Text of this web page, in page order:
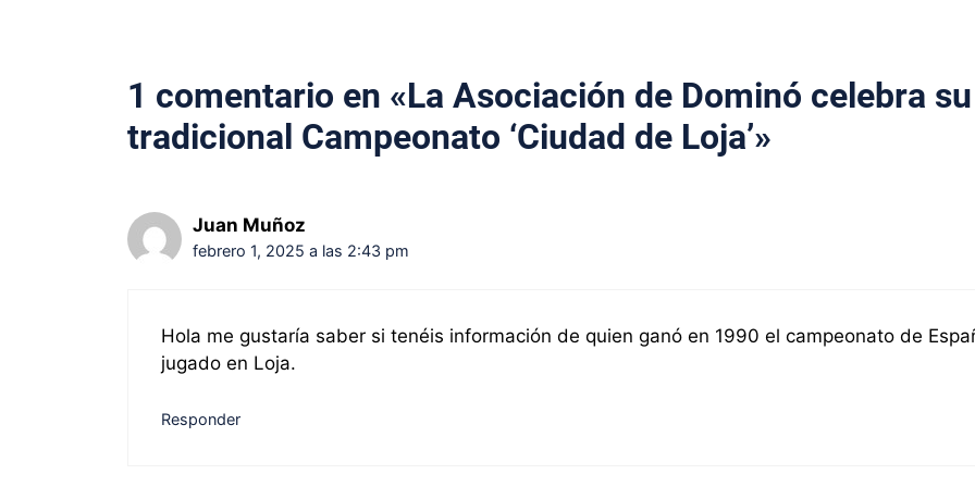
1 comentario en «La Asociación de Dominó celebra su
tradicional Campeonato ‘Ciudad de Loja’»
Juan Muñoz
febrero 1, 2025 a las 2:43 pm
Hola me gustaría saber si tenéis información de quien ganó en 1990 el campeonato de
jugado en Loja.
Responder